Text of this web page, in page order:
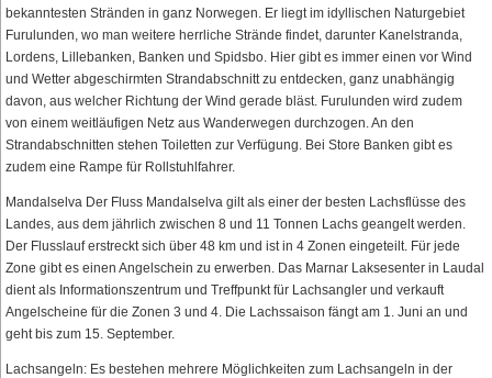
bekanntesten Stränden in ganz Norwegen. Er liegt im idyllischen Naturgebiet
Furulunden, wo man weitere herrliche Strände findet, darunter Kanelstranda,
Lordens, Lillebanken, Banken und Spidsbo. Hier gibt es immer einen vor Wind
und Wetter abgeschirmten Strandabschnitt zu entdecken, ganz unabhängig
davon, aus welcher Richtung der Wind gerade bläst. Furulunden wird zudem
von einem weitläufigen Netz aus Wanderwegen durchzogen. An den
Strandabschnitten stehen Toiletten zur Verfügung. Bei Store Banken gibt es
zudem eine Rampe für Rollstuhlfahrer.
Mandalselva Der Fluss Mandalselva gilt als einer der besten Lachsflüsse des
Landes, aus dem jährlich zwischen 8 und 11 Tonnen Lachs geangelt werden.
Der Flusslauf erstreckt sich über 48 km und ist in 4 Zonen eingeteilt. Für jede
Zone gibt es einen Angelschein zu erwerben. Das Marnar Laksesenter in Laudal
dient als Informationszentrum und Treffpunkt für Lachsangler und verkauft
Angelscheine für die Zonen 3 und 4. Die Lachssaison fängt am 1. Juni an und
geht bis zum 15. September.
Lachsangeln: Es bestehen mehrere Möglichkeiten zum Lachsangeln in der